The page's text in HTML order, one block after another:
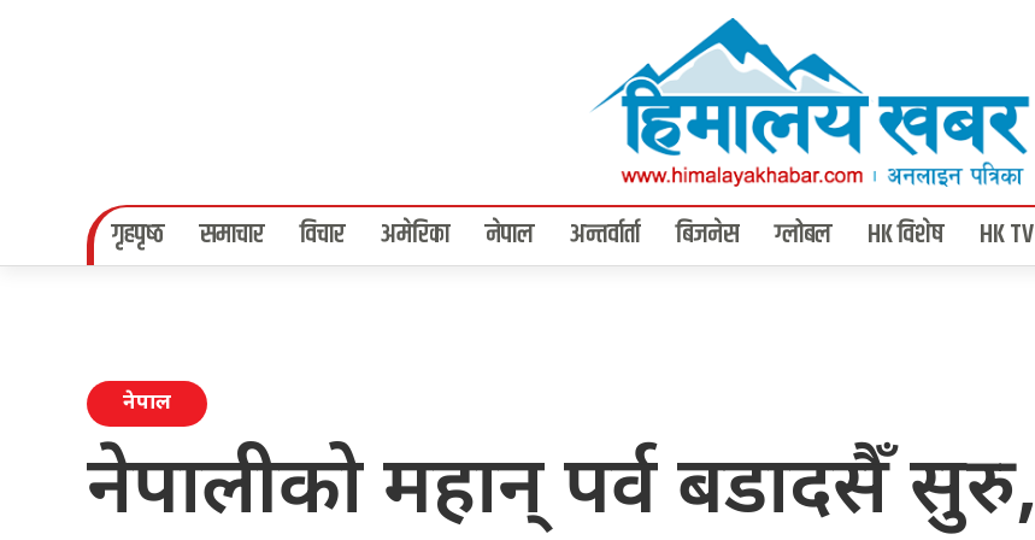
गृहपृष्‍ठ समाचार विचार अमेरिका नेपाल अन्तर्वार्ता बिजनेस ग्लोबल HK विशेष HK TV
नेपाल
नेपालीको महान् पर्व बडादसैँ सुरु,